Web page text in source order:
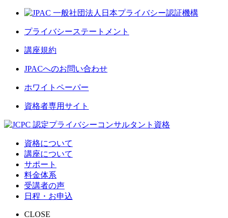
プライバシーステートメント
講座規約
JPACへのお問い合わせ
ホワイトペーパー
資格者専用サイト
資格について
講座について
サポート
料金体系
受講者の声
日程・お申込
CLOSE